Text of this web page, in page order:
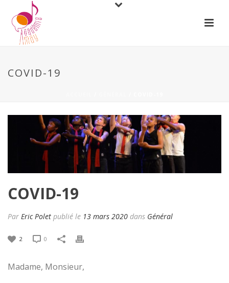
COVID-19
COVID-19
Par Eric Polet publié le 13 mars 2020 dans Général
2 0
Madame, Monsieur,